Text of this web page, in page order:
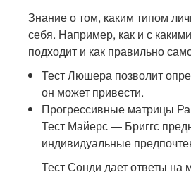
Знание о том, каким типом
себя. Например, как и с
подходит и как правильно
Тест Люшера позволит
он может привести.
Прогрессивные матрицы
Тест Майерс — Бриггс
индивидуальные
Тест Сонди дает ответы